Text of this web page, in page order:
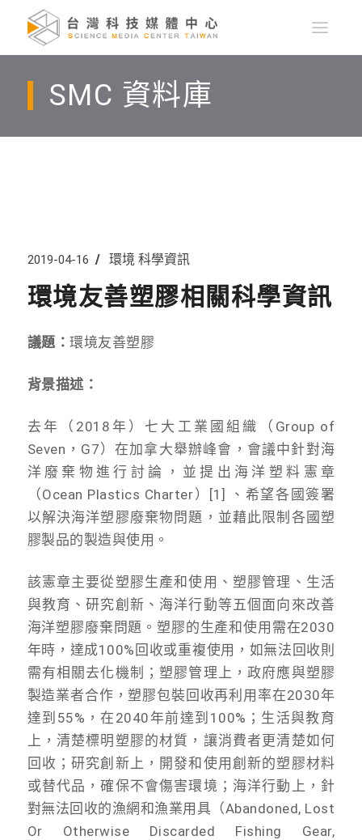
SMC 資料庫
2019-04-16 環境 科學資訊
環境友善塑膠相關科學資訊
議題：環境友善塑膠
背景描述：
去年（2018年）七大工業國組織（Group of
Seven，G7）在加拿大舉辦峰會，會議中針對海
洋廢棄物進行討論，並提出海洋塑料憲章
（Ocean Plastics Charter）[1] 、希望各國簽署
以解決海洋塑膠廢棄物問題，並藉此限制各國塑
膠製品的製造與使用。
該憲章主要從塑膠生產和使用、塑膠管理、生活
與教育、研究創新、海洋行動等五個面向來改善
海洋塑膠廢棄問題。塑膠的生產和使用需在2030
年時，達成100%回收或重複使用，如無法回收則
需有相關去化機制；塑膠管理上，政府應與塑膠
製造業者合作，塑膠包裝回收再利用率在2030年
達到55%，在2040年前達到100%；生活與教育
上，清楚標明塑膠的材質，讓消費者更清楚如何
回收；研究創新上，開發和使用創新的塑膠材料
或替代品，確保不會傷害環境；海洋行動上，針
對無法回收的漁網和漁業用具（Abandoned, Lost
Or Otherwise Discarded Fishing Gear,